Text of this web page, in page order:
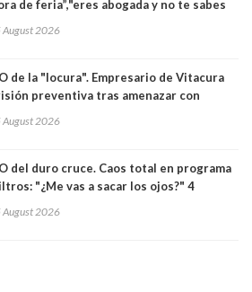
de feria”,"eres abogada y no te sabes
Camila Flores y Fabiola Campillai en
August 2026
de la "locura". Empresario de Vitacura
preventiva tras amenazar con
en potente camioneta
August 2026
del duro cruce. Caos total en programa
"¿Me vas a sacar los ojos?" 4
que dejó ciego a Gustavo Gatica:
August 2026